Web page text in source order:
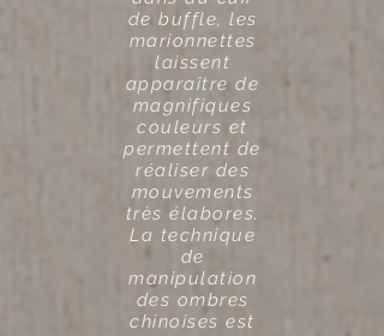
de buffle, les
marionnettes
laissent
apparaître de
magnifiques
couleurs et
permettent de
réaliser des
mouvements
très élabores.
La technique
de
manipulation
des ombres
chinoises est